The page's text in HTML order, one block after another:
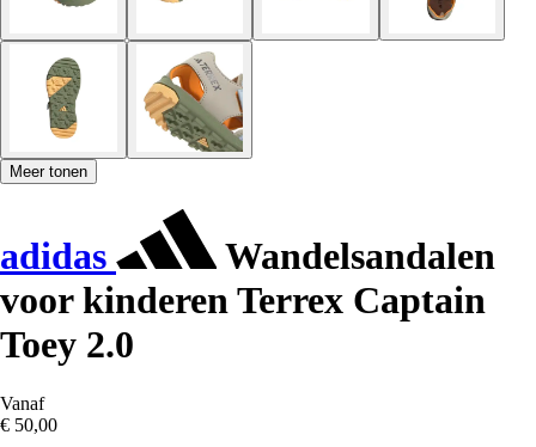
Meer tonen
adidas
Wandelsandalen
voor kinderen Terrex Captain
Toey 2.0
Vanaf
€ 50,00